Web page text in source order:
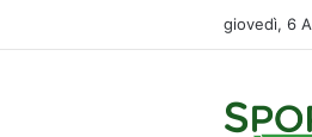
giovedì, 6